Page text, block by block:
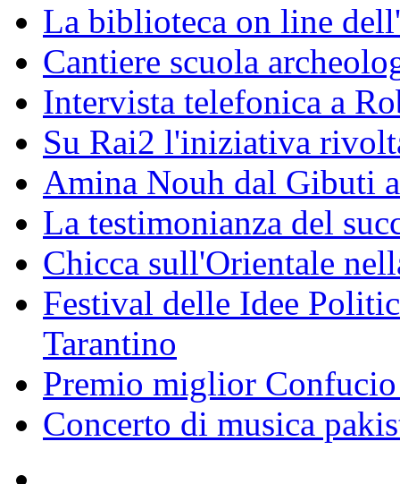
La biblioteca on line
Cantiere scuola
Intervista telefonica a
Su Rai2 l'iniziativa
Amina Nouh dal Gibuti
La testimonianza del
Chicca sull'Orientale
Festival delle Idee
Tarantino
Premio miglior
Concerto di musica